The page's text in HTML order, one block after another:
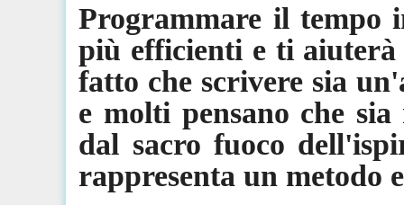
Programmare il tempo
più efficienti e ti aiuterà
fatto che scrivere sia
e molti pensano che
dal sacro fuoco
rappresenta un metodo